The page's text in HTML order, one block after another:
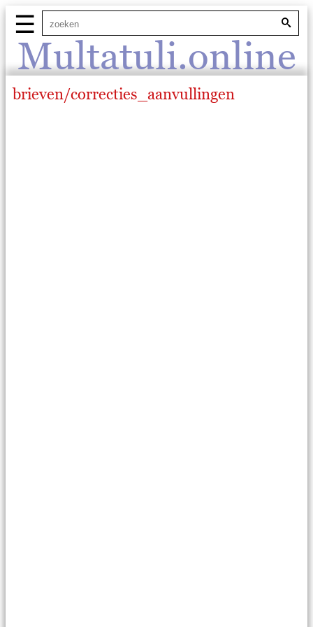
Multatuli.online
☰
brieven/correcties_aanvullingen